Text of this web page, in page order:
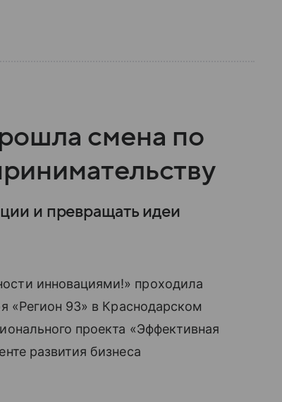
смена по
и превращать идеи
инновациями!» проходила
«Регион 93» в Краснодарском
проекта «Эффективная
развития бизнеса